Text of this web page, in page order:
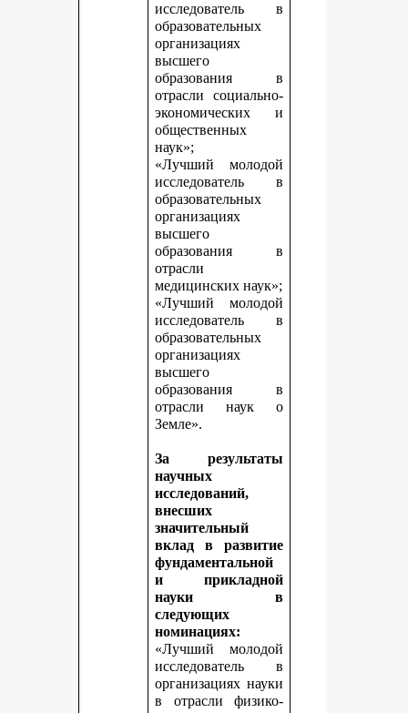
исследователь в
образовательных
организациях
высшего
образования в
отрасли социально-
экономических и
общественных
наук»;
«Лучший молодой
исследователь в
образовательных
организациях
высшего
образования в
отрасли
медицинских наук»;
«Лучший молодой
исследователь в
образовательных
организациях
высшего
образования в
отрасли наук о
Земле».
За результаты
научных
исследований,
внесших
значительный
вклад в развитие
фундаментальной
и прикладной
науки в
следующих
номинациях:
«Лучший молодой
исследователь в
организациях науки
в отрасли физико-